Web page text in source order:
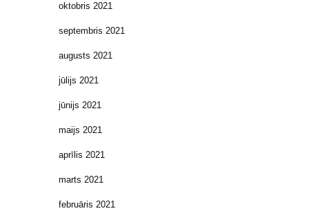
oktobris 2021
septembris 2021
augusts 2021
jūlijs 2021
jūnijs 2021
maijs 2021
aprīlis 2021
marts 2021
februāris 2021